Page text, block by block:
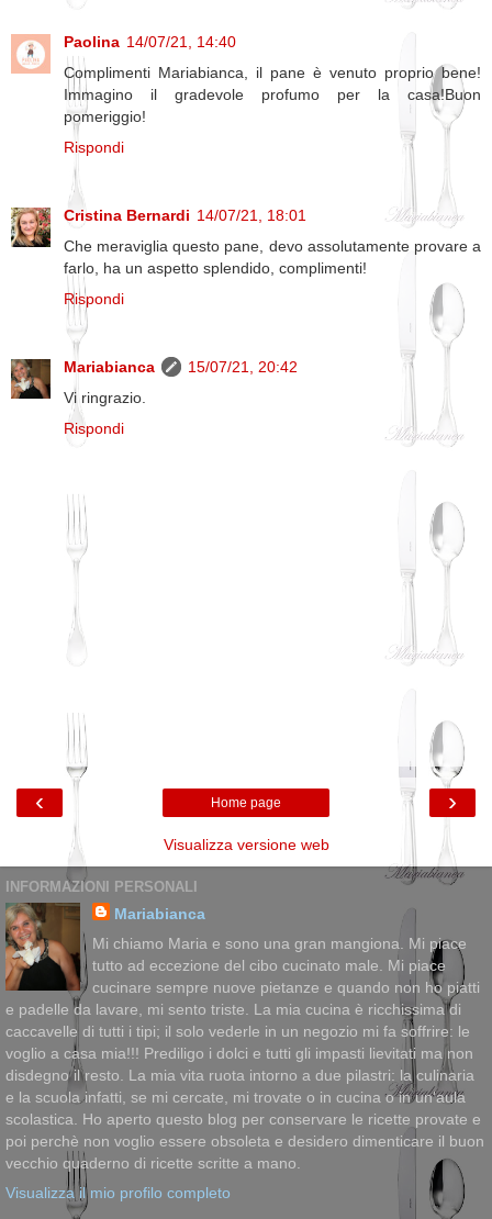
Paolina 14/07/21, 14:40
Complimenti Mariabianca, il pane è venuto proprio bene!
Immagino il gradevole profumo per la casa!Buon
pomeriggio!
Rispondi
Cristina Bernardi 14/07/21, 18:01
Che meraviglia questo pane, devo assolutamente provare a
farlo, ha un aspetto splendido, complimenti!
Rispondi
Mariabianca
15/07/21, 20:42
Vi ringrazio.
Rispondi
‹ ›
Home page
Visualizza versione web
INFORMAZIONI PERSONALI
Mariabianca
Mi chiamo Maria e sono una gran mangiona. Mi piace
tutto ad eccezione del cibo cucinato male. Mi piace
cucinare sempre nuove pietanze e quando non ho piatti
e padelle da lavare, mi sento triste. La mia cucina è ricchissima di
caccavelle di tutti i tipi; il solo vederle in un negozio mi fa soffrire: le
voglio a casa mia!!! Prediligo i dolci e tutti gli impasti lievitati ma non
disdegno il resto. La mia vita ruota intorno a due pilastri: la culinaria
e la scuola infatti, se mi cercate, mi trovate o in cucina o in un'aula
scolastica. Ho aperto questo blog per conservare le ricette provate e
poi perchè non voglio essere obsoleta e desidero dimenticare il buon
vecchio quaderno di ricette scritte a mano.
Visualizza il mio profilo completo